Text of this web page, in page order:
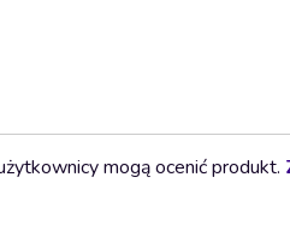
mogą ocenić produkt.